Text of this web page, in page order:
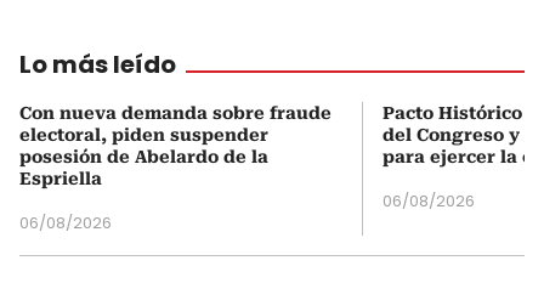
Lo más leído
Con nueva demanda sobre fraude
electoral, piden suspender
posesión de Abelardo de la
Espriella
06/08/2026
Pacto Histórico
del Congreso y
para ejercer la
06/08/2026